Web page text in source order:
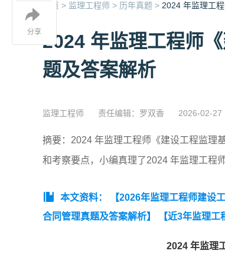
首页 > 监理工程师 > 历年真题 > 2024 年监理工
2024 年监理工程师
题及答案解析
监理工程师 责任编辑：罗双香 2026-02-27
摘要：2024 年监理工程师《建设工程监理
和考察要点，小编真理了2024 年监理工程
本文资料： 【2026年监理工程师建设
合同管理真题及答案解析】
【近3年监理
2024 年监理
分享